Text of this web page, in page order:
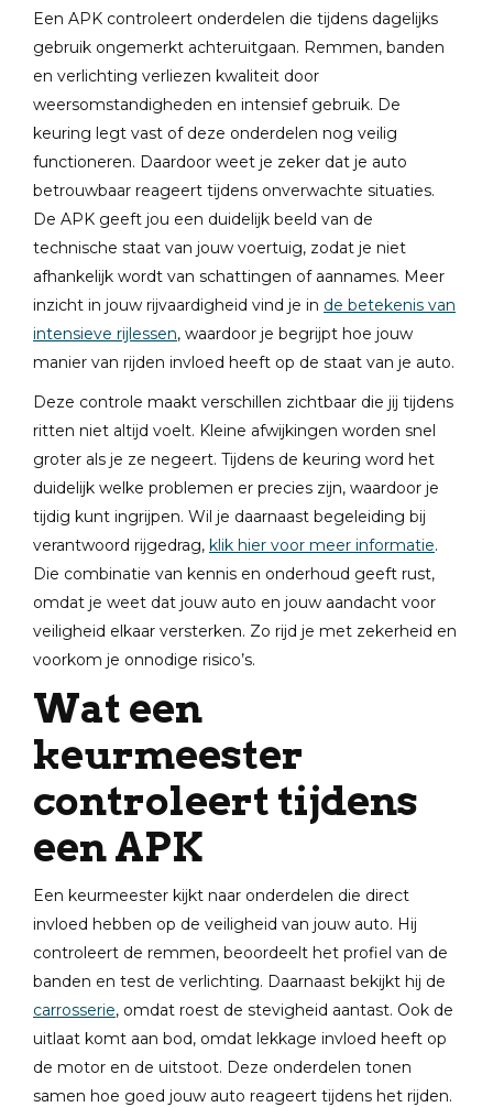
Een APK controleert onderdelen die tijdens dagelijks
gebruik ongemerkt achteruitgaan. Remmen, banden
en verlichting verliezen kwaliteit door
weersomstandigheden en intensief gebruik. De
keuring legt vast of deze onderdelen nog veilig
functioneren. Daardoor weet je zeker dat je auto
betrouwbaar reageert tijdens onverwachte situaties.
De APK geeft jou een duidelijk beeld van de
technische staat van jouw voertuig, zodat je niet
afhankelijk wordt van schattingen of aannames. Meer
inzicht in jouw rijvaardigheid vind je in de betekenis van
intensieve rijlessen, waardoor je begrijpt hoe jouw
manier van rijden invloed heeft op de staat van je auto.
Deze controle maakt verschillen zichtbaar die jij tijdens
ritten niet altijd voelt. Kleine afwijkingen worden snel
groter als je ze negeert. Tijdens de keuring word het
duidelijk welke problemen er precies zijn, waardoor je
tijdig kunt ingrijpen. Wil je daarnaast begeleiding bij
verantwoord rijgedrag, klik hier voor meer informatie.
Die combinatie van kennis en onderhoud geeft rust,
omdat je weet dat jouw auto en jouw aandacht voor
veiligheid elkaar versterken. Zo rijd je met zekerheid en
voorkom je onnodige risico’s.
Wat een
keurmeester
controleert tijdens
een APK
Een keurmeester kijkt naar onderdelen die direct
invloed hebben op de veiligheid van jouw auto. Hij
controleert de remmen, beoordeelt het profiel van de
banden en test de verlichting. Daarnaast bekijkt hij de
carrosserie, omdat roest de stevigheid aantast. Ook de
uitlaat komt aan bod, omdat lekkage invloed heeft op
de motor en de uitstoot. Deze onderdelen tonen
samen hoe goed jouw auto reageert tijdens het rijden.